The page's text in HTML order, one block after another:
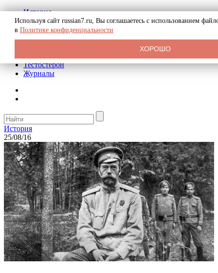
История
Биография
Криминал
Реклама на сайте
Тестостерон
Журналы
История
25/08/16
Используя сайт russian7.ru, Вы соглашаетесь с использованием
в Политике конфиденциальности
ХОРОШО